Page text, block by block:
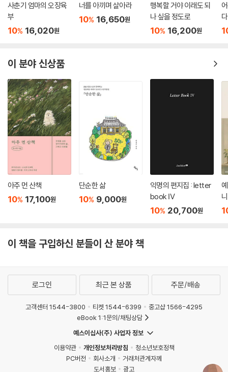
사춘기 엄마의 오장육
부
10% 16,020원
너를 아끼며 살아라
10% 16,650원
행복할 거야 이래도 되
나 싶을 정도로
10% 16,200원
다
이 분야 신상품
아주 먼 산책
10% 17,100원
단순한 삶
10% 9,000원
익명의 편지집 : letter
book Ⅳ
10% 20,700원
이 책을 구입하신 분들이 산 분야 책
로그인 최근 본 상품 주문/배송
고객센터 1544-3800 티켓 1544-6399
중고샵 1566-4295
eBook 1:1문의/채팅상담
예스이십사(주) 사업자 정보
이용약관
개인정보처리방침
청소년보호정책
PC버전
회사소개
거래처관계자께
도서홍보
광고